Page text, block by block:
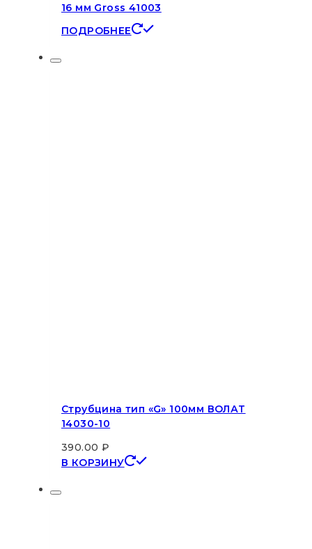
16 мм Gross 41003
ПОДРОБНЕЕ
Струбцина тип «G» 100мм ВОЛАТ
14030-10
390.00 ₽
В КОРЗИНУ